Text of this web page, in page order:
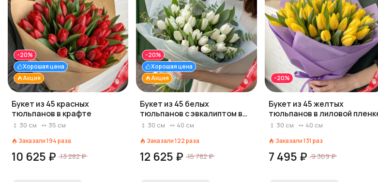
Акция
Хорошая цена
-20%
Букет из 45 красных
тюльпанов в крафте
30 см 35 см
Заказали194раза
10 625 ₽ 13 282 ₽
Акция
Хорошая цена
-20%
Букет из 45 белых
тюльпанов с эвкалиптом в
прозрачной упаковке
30 см 40 см
Заказали122раза
12 625 ₽ 15 782 ₽
-20%
Букет из 45 желтых
тюльпанов в лиловой
30 см 40 см
Заказали131 раз
7 495 ₽ 9 369 ₽